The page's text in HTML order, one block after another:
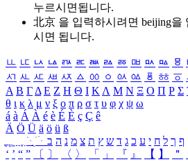
누르시면됩니다.
北京 을 입력하시려면 beijing을
시면 됩니다.
ㅥ ㅦ ㅧ ㅨ ㅩ ㅪ ㅫ ㅬ ㅭ ㅮ ㅯ ㅰ ㅱ
ㅺ ㅻ ㅼ ㅽ ㅾ ㅿ ㆀ ㆁ ㆂ ㆃ ㆄ ㆅ ㆆ
Α Β ΓΔ Ε Ζ Η Θ Ι ΚΛ Μ Ν Ξ Ο Π Ρ Σ
θ ι κ λ μ ν ξ ο π ρ σ τ υ φ χ ψ ω
á à Á À é è É È ç Ç ê
Ä Ö Ü ä ö ü ß
ִֶֹ ֻּ ׁׂ ף ך ל ח י ע כ ג ד ש ץ ת צ מ נ ה ב
‘ ’ “ ” 〔 〕 〈 〉 「 」 『 』 【 】 ＂